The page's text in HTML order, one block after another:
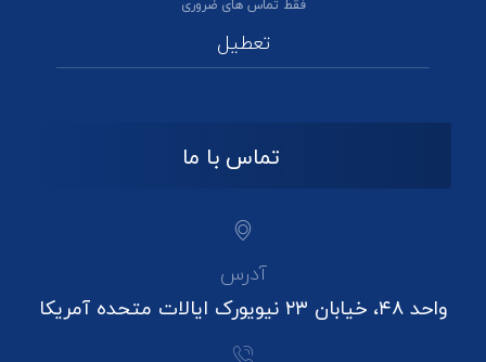
فقط تماس های ضروری
تعطیل
تماس با ما
آدرس
واحد ۴۸، خیابان ۲۳ نیویورک ایالات متحده آمریکا